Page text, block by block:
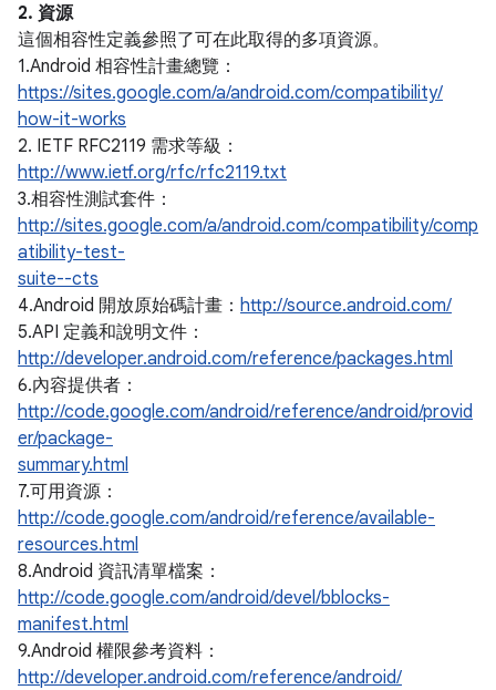
2. 資源
這個相容性定義參照了可在此取得的多項資源。
1.Android 相容性計畫總覽：
https://sites.google.com/a/android.com/compatibility/
how-it-works
2. IETF RFC2119 需求等級：
http://www.ietf.org/rfc/rfc2119.txt
3.相容性測試套件：
http://sites.google.com/a/android.com/compatibility/comp
atibility-test-
suite--cts
4.Android 開放原始碼計畫： http://source.android.com/
5.API 定義和說明文件：
http://developer.android.com/reference/packages.html
6.內容提供者：
http://code.google.com/android/reference/android/provid
er/package-
summary.html
7.可用資源：
http://code.google.com/android/reference/available-
resources.html
8.Android 資訊清單檔案：
http://code.google.com/android/devel/bblocks-
manifest.html
9.Android 權限參考資料：
http://developer.android.com/reference/android/